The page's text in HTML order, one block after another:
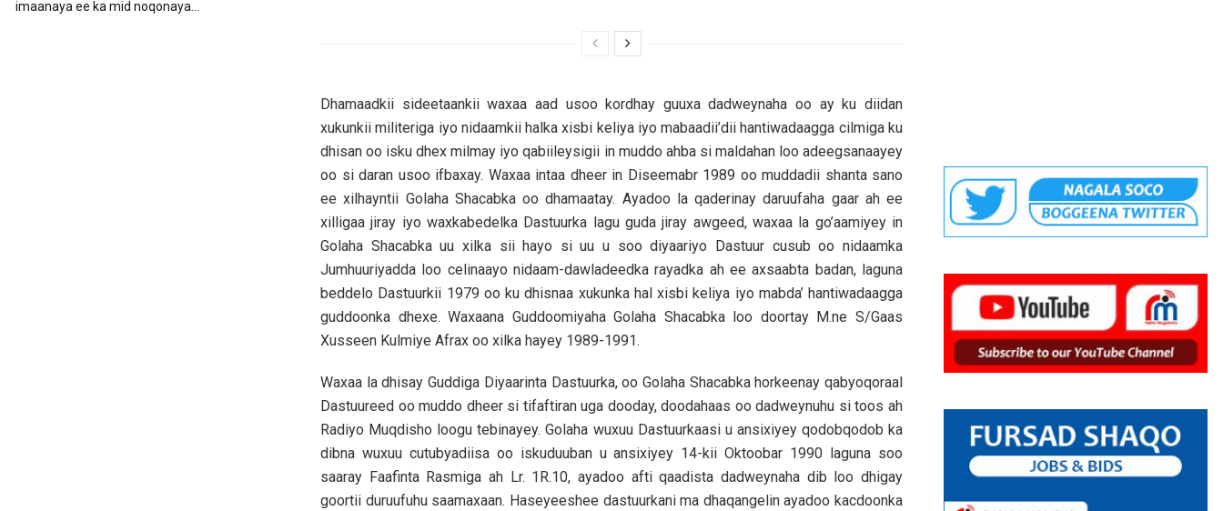
Dhamaadkii sideetaankii waxaa aad usoo kordhay guuxa dadweynaha oo ay ku diidan
xukunkii militeriga iyo nidaamkii halka xisbi keliya iyo mabaadii’dii hantiwadaagga cilmiga ku
dhisan oo isku dhex milmay iyo qabiileysigii in muddo ahba si maldahan loo adeegsanaayey
oo si daran usoo ifbaxay. Waxaa intaa dheer in Diseemabr 1989 oo muddadii shanta sano
ee xilhayntii Golaha Shacabka oo dhamaatay. Ayadoo la qaderinay daruufaha gaar ah ee
xilligaa jiray iyo waxkabedelka Dastuurka lagu guda jiray awgeed, waxaa la go’aamiyey in
Golaha Shacabka uu xilka sii hayo si uu u soo diyaariyo Dastuur cusub oo nidaamka
Jumhuuriyadda loo celinaayo nidaam-dawladeedka rayadka ah ee axsaabta badan, laguna
beddelo Dastuurkii 1979 oo ku dhisnaa xukunka hal xisbi keliya iyo mabda’ hantiwadaagga
guddoonka dhexe. Waxaana Guddoomiyaha Golaha Shacabka loo doortay M.ne S/Gaas
Xusseen Kulmiye Afrax oo xilka hayey 1989-1991.
Waxaa la dhisay Guddiga Diyaarinta Dastuurka, oo Golaha Shacabka horkeenay qabyoqoraal
Dastuureed oo muddo dheer si tifaftiran uga dooday, doodahaas oo dadweynuhu si toos ah
Radiyo Muqdisho loogu tebinayey. Golaha wuxuu Dastuurkaasi u ansixiyey qodobqodob ka
dibna wuxuu cutubyadiisa oo iskuduuban u ansixiyey 14-kii Oktoobar 1990 laguna soo
saaray Faafinta Rasmiga ah Lr. 1R.10, ayadoo afti qaadista dadweynaha dib loo dhigay
goortii duruufuhu saamaxaan. Haseyeeshee dastuurkani ma dhaqangelin ayadoo kacdoonka
imaanaya ee ka mid noqonaya...